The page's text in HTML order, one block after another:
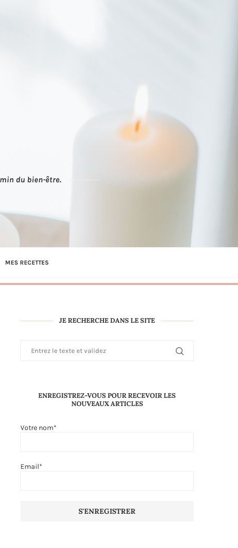
du bien-être.
MES RECETTES
JE RECHERCHE DANS LE SITE
ENREGISTREZ-VOUS POUR RECEVOIR LES
NOUVEAUX ARTICLES
Votre nom*
Email*